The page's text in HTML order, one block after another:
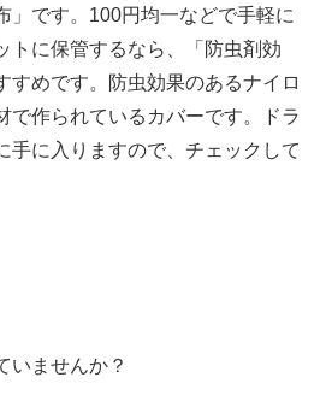
」です。100円均一などで手軽に
トに保管するなら、「防虫剤効
すめです。防虫効果のあるナイロ
で作られているカバーです。ドラ
手に入りますので、チェックして
いませんか？